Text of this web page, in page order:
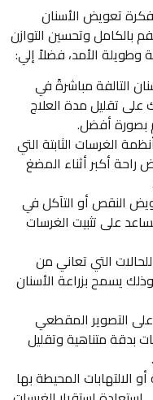
فكرة تعويض الأسنان
بالكامل وتحسين التوازن
الأمد، فضلاً إلي:
التالفة مباشرةً في
على تقليل مدة العلاج
بصورة أفضل.
الغرسات الثابتة التي
راحة أكبر أثناء المضغ
النقص أو التآكل في
على تثبيت الغرسات
التي تعاني من
يسمح بزراعة الأسنان
التصوير المقطعي
بدقة متناهية وتقليل
الالتهابات المحيطة بها